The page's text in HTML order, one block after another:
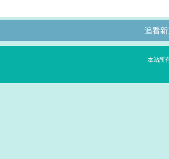
追看
本站所